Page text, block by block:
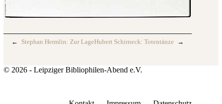
← Stephan Hermlin: Zur LageHubert Schirneck: Totentänze →
© 2026 - Leipziger Bibliophilen-Abend e.V.